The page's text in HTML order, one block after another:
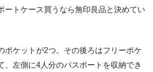
ートケース買うなら無印良品と決めてい
ポケットが2つ。その後ろはフリーポケ
、左側に4人分のパスポートを収納でき